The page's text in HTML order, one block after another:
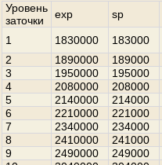
Уровень
заточки
exp sp
1 1830000 183000
2
1890000 189000
3
1950000 195000
4
2080000 208000
5
2140000 214000
6
2210000 221000
7
2340000 234000
8
2410000 241000
9
2490000 249000